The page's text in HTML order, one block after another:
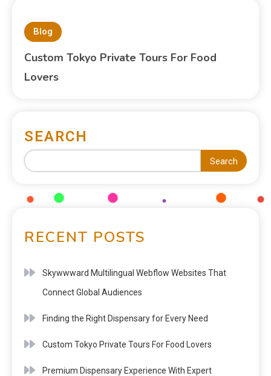
Blog
Custom Tokyo Private Tours For Food
Lovers
SEARCH
Search
RECENT POSTS
Skywwward Multilingual Webflow Websites That
Connect Global Audiences
Finding the Right Dispensary for Every Need
Custom Tokyo Private Tours For Food Lovers
Premium Dispensary Experience With Expert